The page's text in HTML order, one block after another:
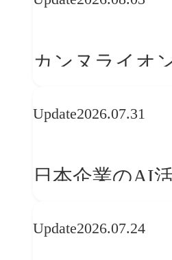
学ぶ「動的ブ
カンヌライオ
──「優れたブ
か
Update2026.07.31
日本企業のAI
レンドに見る
Update2026.07.24